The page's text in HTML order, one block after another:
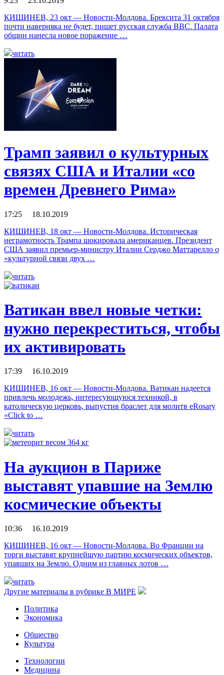
КИШИНЕВ, 23 окт — Новости-Молдова. Брексита 31 октября
почти наверняка не будет, пишет русская служба BBC. Палата
общин нанесла новое поражение …
читать
Трамп заявил о культурных
связях США и Италии «со
времен Древнего Рима»
17:25 18.10.2019
КИШИНЕВ, 18 окт — Новости-Молдова. Историческая
неграмотность Трампа шокировала американцев. Президент
США заявил премьер-министру Италии Серджо Маттарелло о
«культурной связи двух …
читать
Ватикан ввел новые четки:
нужно перекреститься, чтобы
их активировать
17:39 16.10.2019
КИШИНЕВ, 16 окт — Новости-Молдова. Ватикан надеется
привлечь молодежь, интересующуюся техникой, в
католическую церковь, выпустив браслет для молитв eRosary
«Click to …
читать
На аукцион в Париже
выставят упавшие на Землю
космические объекты
10:36 16.10.2019
КИШИНЕВ, 16 окт — Новости-Молдова. Во Франции на
торги выставят крупнейшую партию космических объектов,
упавших на Землю. Одним из главных лотов …
читать
Другие материалы в рубрике В МИРЕ
Политика
Экономика
Общество
Культура
Технологии
Медицина